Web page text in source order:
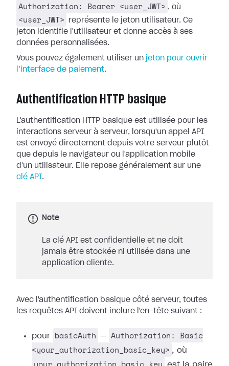
Authorization: Bearer <user_JWT> , où
<user_JWT>
représente le jeton utilisateur. Ce
jeton identifie l'utilisateur et donne accès à ses
données personnalisées.
Vous pouvez également utiliser un jeton pour ouvrir
l’interface de paiement.
Authentification HTTP basique
L'authentification HTTP basique est utilisée pour les
interactions serveur à serveur, lorsqu'un appel API
est envoyé directement depuis votre serveur plutôt
que depuis le navigateur ou l'application mobile
d'un utilisateur. Elle repose généralement sur une
clé API.
Note
La clé API est confidentielle et ne doit
jamais être stockée ni utilisée dans une
application cliente.
Avec l'authentification basique côté serveur, toutes
les requêtes API doivent inclure l'en-tête suivant :
pour basicAuth —
Authorization: Basic
<your_authorization_basic_key> , où